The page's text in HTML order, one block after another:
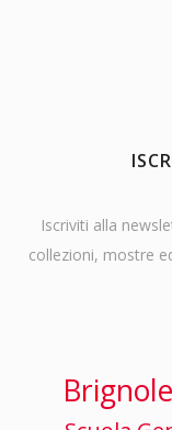
Iscriviti alla
collezioni, mostre
Brignole